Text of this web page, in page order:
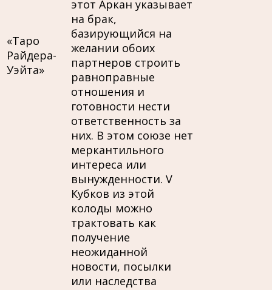
«Таро
Райдера-
Уэйта»
этот Аркан указывает
на брак,
базирующийся на
желании обоих
партнеров строить
равноправные
отношения и
готовности нести
ответственность за
них. В этом союзе нет
меркантильного
интереса или
вынужденности. V
Кубков из этой
колоды можно
трактовать как
получение
неожиданной
новости, посылки
или наследства